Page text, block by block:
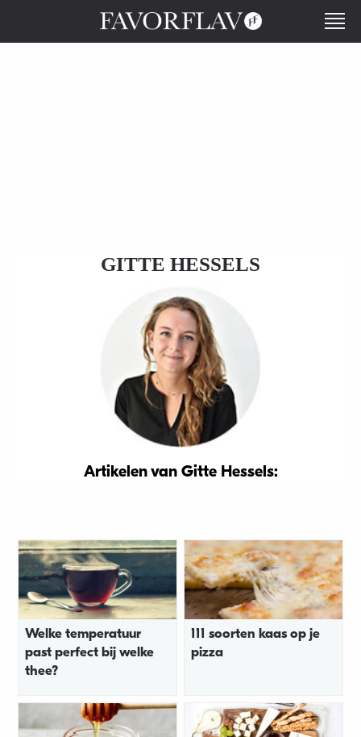
GITTE HESSELS
Artikelen van Gitte Hessels:
Welke temperatuur
past perfect bij welke
thee?
111 soorten kaas op je
pizza